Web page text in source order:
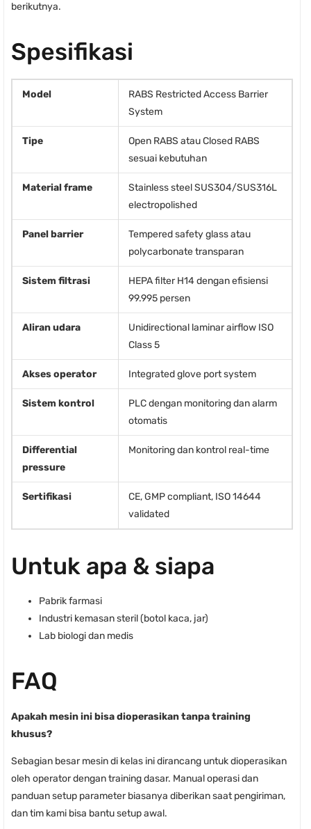
berikutnya.
Spesifikasi
Model
RABS Restricted Access Barrier
System
Tipe
Open RABS atau Closed RABS
sesuai kebutuhan
Material frame
Stainless steel SUS304/SUS316L
electropolished
Panel barrier
Tempered safety glass atau
polycarbonate transparan
Sistem filtrasi
HEPA filter H14 dengan efisiensi
99.995 persen
Aliran udara
Unidirectional laminar airflow ISO
Class 5
Akses operator Integrated glove port system
Sistem kontrol
PLC dengan monitoring dan alarm
otomatis
Differential
pressure
Monitoring dan kontrol real-time
Sertifikasi
CE, GMP compliant, ISO 14644
validated
Untuk apa & siapa
Pabrik farmasi
Industri kemasan steril (botol kaca, jar)
Lab biologi dan medis
FAQ
Apakah mesin ini bisa dioperasikan tanpa training
khusus?
Sebagian besar mesin di kelas ini dirancang untuk dioperasikan
oleh operator dengan training dasar. Manual operasi dan
panduan setup parameter biasanya diberikan saat pengiriman,
dan tim kami bisa bantu setup awal.